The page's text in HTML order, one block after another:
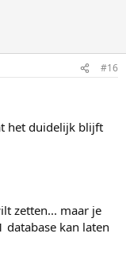
#16
het duidelijk blijft
zetten... maar je
kan laten